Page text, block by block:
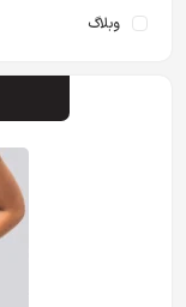
وبلاگ